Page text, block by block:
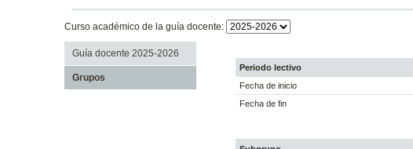
Curso académico de la guía docente:
Guía docente 2025-2026
Grupos
Periodo lectivo
Fecha de inicio
Fecha de fin